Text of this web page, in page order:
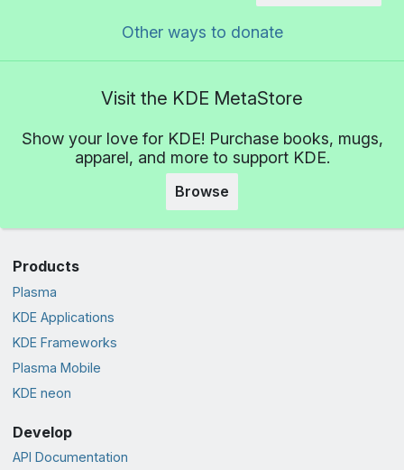
Other ways to donate
Visit the KDE MetaStore
Show your love for KDE! Purchase books, mugs,
apparel, and more to support KDE.
Browse
Products
Plasma
KDE Applications
KDE Frameworks
Plasma Mobile
KDE neon
Develop
API Documentation